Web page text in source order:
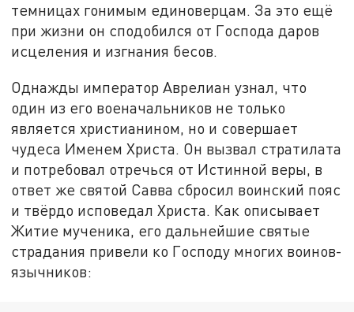
темницах гонимым единоверцам. За это ещё
при жизни он сподобился от Господа даров
исцеления и изгнания бесов.
Однажды император Аврелиан узнал, что
один из его военачальников не только
является христианином, но и совершает
чудеса Именем Христа. Он вызвал стратилата
и потребовал отречься от Истинной веры, в
ответ же святой Савва сбросил воинский пояс
и твёрдо исповедал Христа. Как описывает
Житие мученика, его дальнейшие святые
страдания привели ко Господу многих воинов-
язычников: